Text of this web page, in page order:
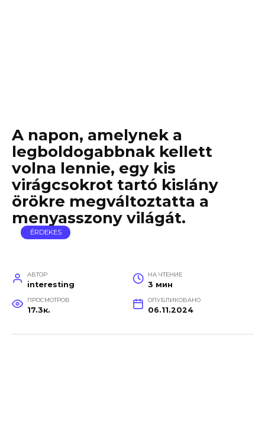
A napon, amelynek a
legboldogabbnak kellett
volna lennie, egy kis
virágcsokrot tartó kislány
örökre megváltoztatta a
menyasszony világát.
ÉRDEKES
АВТОР
interesting
НА ЧТЕНИЕ
3 мин
ПРОСМОТРОВ
17.3к.
ОПУБЛИКОВАНО
06.11.2024